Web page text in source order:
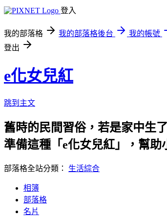
登入
我的部落格 我的部落格後台
我的帳號
登出
e化女兒紅
跳到主文
舊時的民間習俗，若是家中生
準備這種「e化女兒紅」，幫
部落格全站分類： 生活綜合
相簿
部落格
名片